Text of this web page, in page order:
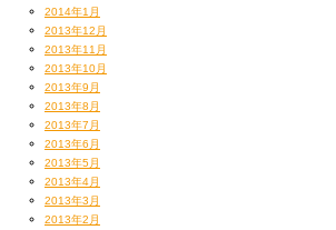
2014年1月
2013年12月
2013年11月
2013年10月
2013年9月
2013年8月
2013年7月
2013年6月
2013年5月
2013年4月
2013年3月
2013年2月